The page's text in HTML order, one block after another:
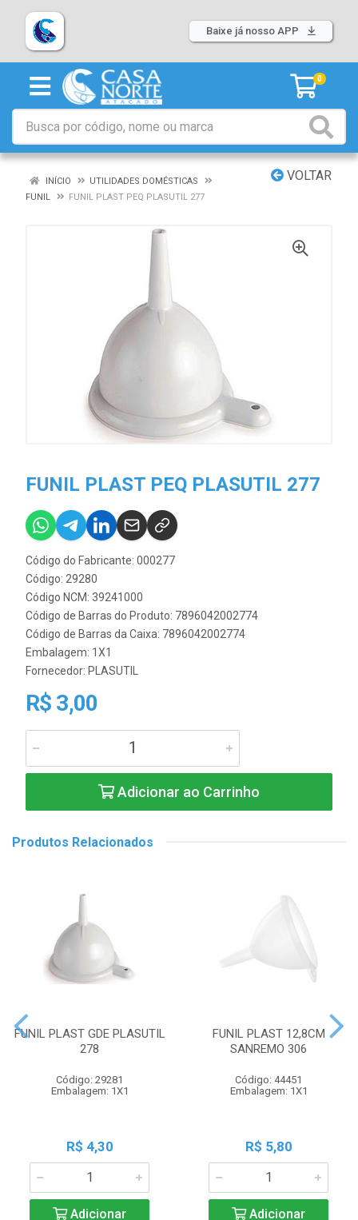
Baixe já nosso APP
0
VOLTAR
INÍCIO
UTILIDADES DOMÉSTICAS
FUNIL
FUNIL PLAST PEQ PLASUTIL 277
FUNIL PLAST PEQ PLASUTIL 277
Código do Fabricante: 000277
Código: 29280
Código NCM: 39241000
Código de Barras do Produto: 7896042002774
Código de Barras da Caixa: 7896042002774
Embalagem: 1X1
Fornecedor: PLASUTIL
R$ 3,00
Adicionar ao Carrinho
Produtos Relacionados
FUNIL PLAST GDE PLASUTIL
278
Código: 29281
Embalagem: 1X1
R$ 4,30
Adicionar
FUNIL PLAST 12,8CM
SANREMO 306
Código: 44451
Embalagem: 1X1
R$ 5,80
Adicionar